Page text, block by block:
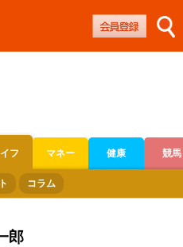
フ マネー 健康 競馬
コラム
郎